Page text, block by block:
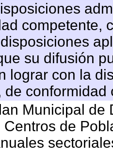
competente,
su difusión
lograr con la
de
Municipal
Centros de